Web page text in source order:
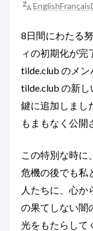
EnglishFrançais
8日間にわたる
ィの初期化が完
tilde.club のメン
tilde.club の新し
鍵に追加しまし
もまもなく公開
この特別な時に
危機の後でも私
人たちに、心か
の果てしない闇
光をもたらして